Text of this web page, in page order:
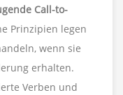
Call-to-
Prinzipien legen
wenn sie
erhalten.
Verben und